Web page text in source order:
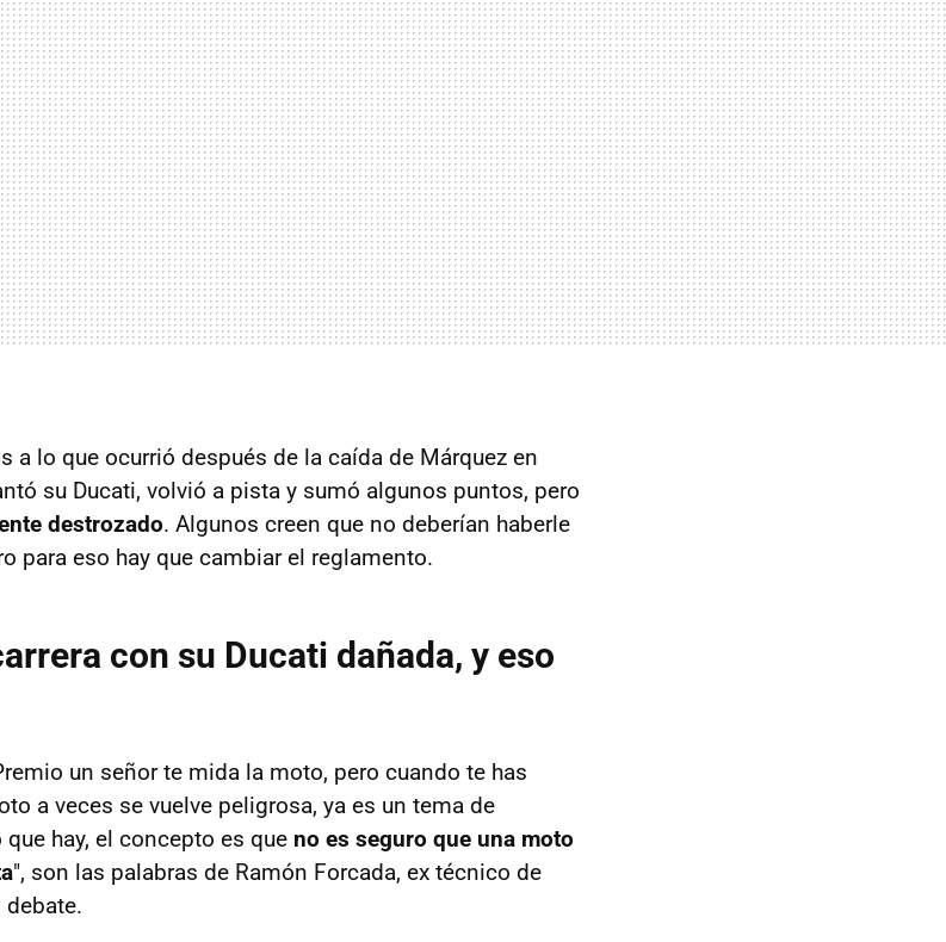
a lo que ocurrió después de la caída de Márquez en
su Ducati, volvió a pista y sumó algunos puntos, pero
destrozado. Algunos creen que no deberían haberle
para eso hay que cambiar el reglamento.
con su Ducati dañada, y eso
un señor te mida la moto, pero cuando te has
a veces se vuelve peligrosa, ya es un tema de
hay, el concepto es que no es seguro que una moto
", son las palabras de Ramón Forcada, ex técnico de
debate.